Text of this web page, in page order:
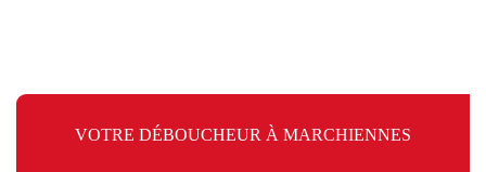
VOTRE DÉBOUCHEUR À MARCHIENNES